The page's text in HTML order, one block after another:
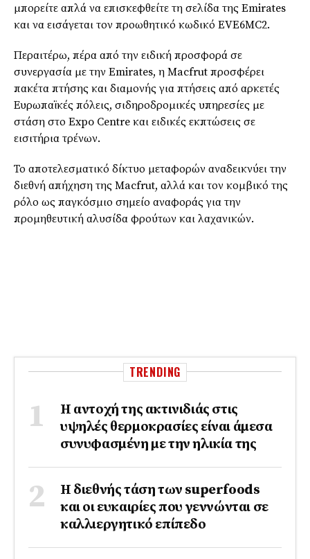
μπορείτε απλά να επισκεφθείτε τη σελίδα της Emirates
και να εισάγεται τον προωθητικό κωδικό EVE6MC2.
Περαιτέρω, πέρα από την ειδική προσφορά σε
συνεργασία με την Emirates, η Macfrut προσφέρει
πακέτα πτήσης και διαμονής για πτήσεις από αρκετές
Ευρωπαϊκές πόλεις, σιδηροδρομικές υπηρεσίες με
στάση στο Expo Centre και ειδικές εκπτώσεις σε
εισιτήρια τρένων.
Το αποτελεσματικό δίκτυο μεταφορών αναδεικνύει την
διεθνή απήχηση της Macfrut, αλλά και τον κομβικό της
ρόλο ως παγκόσμιο σημείο αναφοράς για την
προμηθευτική αλυσίδα φρούτων και λαχανικών.
TRENDING
Η αντοχή της ακτινιδιάς στις
υψηλές θερμοκρασίες είναι άμεσα
συνυφασμένη με την ηλικία της
Η διεθνής τάση των superfoods
και οι ευκαιρίες που γεννώνται σε
καλλιεργητικό επίπεδο